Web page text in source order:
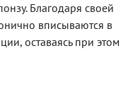
Благодаря своей
вписываются в
оставаясь при этом